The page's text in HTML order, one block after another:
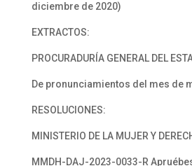
diciembre de 2020)
EXTRACTOS:
PROCURADURÍA GENERAL DEL
De pronunciamientos del mes de
RESOLUCIONES:
MINISTERIO DE LA MUJER Y
MMDH-DAJ-2023-0033-R